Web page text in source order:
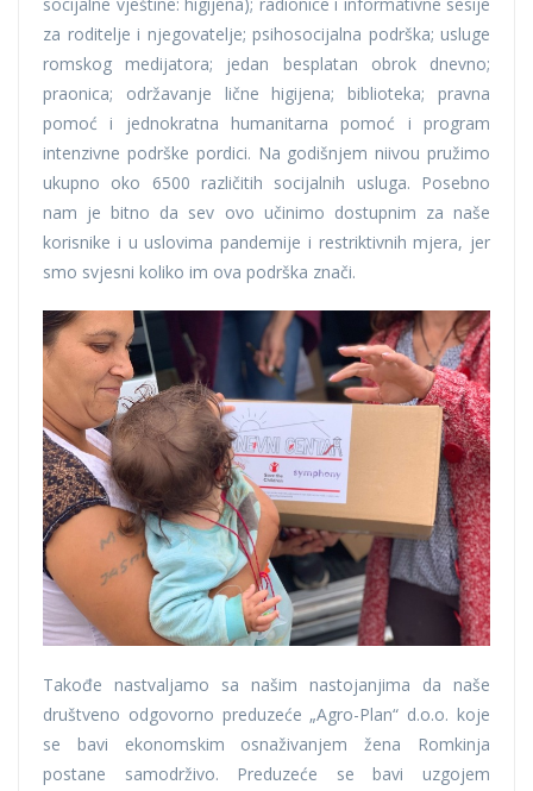
za roditelje i njegovatelje; psihosocijalna podrška; usluge
romskog medijatora; jedan besplatan obrok dnevno;
praonica; održavanje lične higijena; biblioteka; pravna
pomoć i jednokratna humanitarna pomoć i program
intenzivne podrške pordici. Na godišnjem niivou pružimo
ukupno oko 6500 različitih socijalnih usluga. Posebno
nam je bitno da sev ovo učinimo dostupnim za naše
korisnike i u uslovima pandemije i restriktivnih mjera, jer
smo svjesni koliko im ova podrška znači.
Takođe nastvaljamo sa našim nastojanjima da naše
društveno odgovorno preduzeće „Agro-Plan“ d.o.o. koje
se bavi ekonomskim osnaživanjem žena Romkinja
postane samodrživo. Preduzeće se bavi uzgojem